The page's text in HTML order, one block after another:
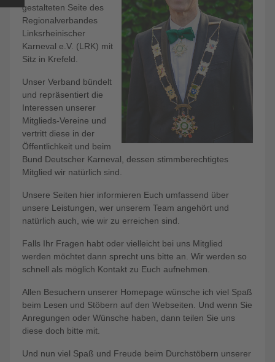
gestalteten Seite des
Regionalverbandes
Linksrheinischer
Karneval e.V. (LRK) mit
Sitz in Krefeld.
Unser Verband bündelt
und repräsentiert die
Interessen unserer
Mitglieds-Vereine und
vertritt diese in der
Öffentlichkeit und beim
Bund Deutscher Karneval, dessen stimmberechtigtes
Mitglied wir natürlich sind.
Unsere Seiten hier informieren Euch umfassend über
unsere Leistungen, wer unserem Team angehört und
natürlich auch, wie wir zu erreichen sind.
Falls Ihr Fragen habt oder vielleicht bei uns Mitglied
werden möchtet dann sprecht uns bitte an. Wir werden so
schnell als möglich Kontakt zu Euch aufnehmen.
Allen Besuchern unserer Homepage wünsche ich viel Spaß
beim Lesen und Stöbern auf den Webseiten. Und wenn Sie
Anregungen oder Wünsche haben, dann teilen Sie uns
diese doch bitte mit.
Und nun viel Spaß und Freude beim Durchstöbern unserer